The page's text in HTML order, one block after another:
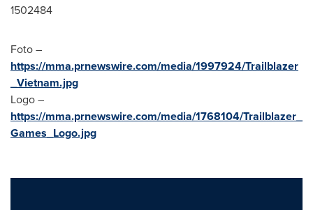
1502484
Foto –
https://mma.prnewswire.com/media/1997924/Trailblazer
_Vietnam.jpg
Logo –
https://mma.prnewswire.com/media/1768104/Trailblazer_
Games_Logo.jpg